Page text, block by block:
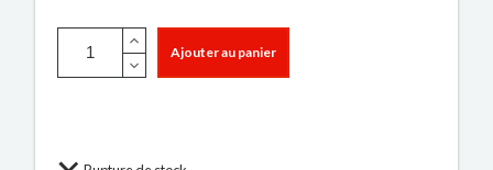
Ajouter au panier